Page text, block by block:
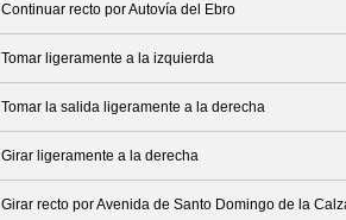
Continuar recto por Autovía del Ebro
Tomar ligeramente a la izquierda
Tomar la salida ligeramente a la derecha
Girar ligeramente a la derecha
Girar recto por Avenida de Santo Domingo de la